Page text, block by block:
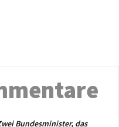
Bundesminister, das